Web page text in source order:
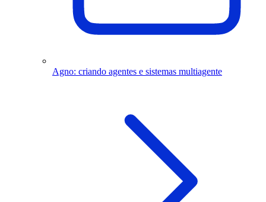
Agno: criando agentes e sistemas multiagente